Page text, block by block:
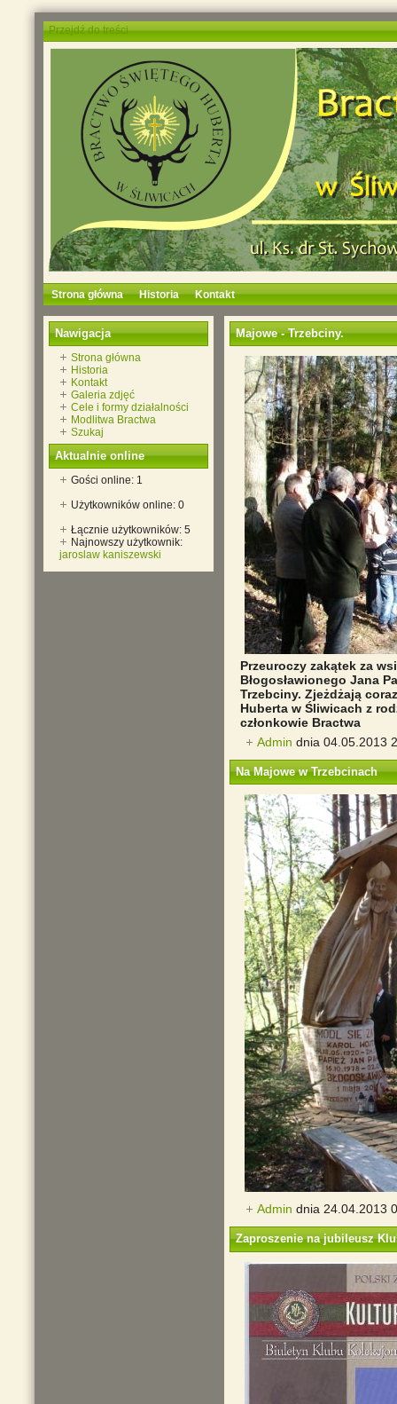
Przejdź do treści
Strona główna Historia Kontakt
Nawigacja
Strona główna
Historia
Kontakt
Galeria zdjęć
Cele i formy działalności
Modlitwa Bractwa
Szukaj
Aktualnie online
Gości online: 1
Użytkowników online: 0
Łącznie użytkowników: 5
Najnowszy użytkownik:
jaroslaw kaniszewski
Majowe - Trzebciny.
Przeuroczy zakątek za
Błogosławionego Jana
Trzebciny. Zjeżdżają
Huberta w Śliwicach z
członkowie Bractwa
Admin dnia 04.05.2013
Na Majowe w Trzebcinach
Admin dnia 24.04.2013
Zaproszenie na jubileusz